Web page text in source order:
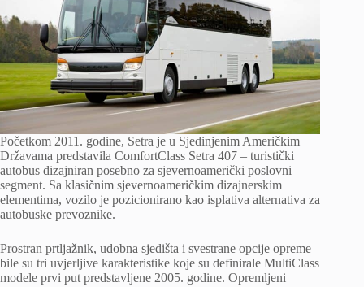
Početkom 2011. godine, Setra je u Sjedinjenim Američkim
Državama predstavila ComfortClass Setra 407 – turistički
autobus dizajniran posebno za sjevernoamerički poslovni
segment. Sa klasičnim sjevernoameričkim dizajnerskim
elementima, vozilo je pozicionirano kao isplativa alternativa za
autobuske prevoznike.
Prostran prtljažnik, udobna sjedišta i svestrane opcije opreme
bile su tri uvjerljive karakteristike koje su definirale MultiClass
modele prvi put predstavljene 2005. godine. Opremljeni